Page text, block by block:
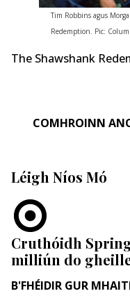
Tim Robbins agus
Redemption. Pic:
The Shawshank
COMHROINN
Léigh Níos Mó
Cruthóidh
milliún do
B'FHÉIDIR GUR